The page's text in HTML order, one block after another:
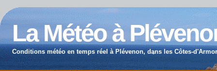
La Météo à
Conditions météo en temps réel à Plévenon, dans les Côtes-